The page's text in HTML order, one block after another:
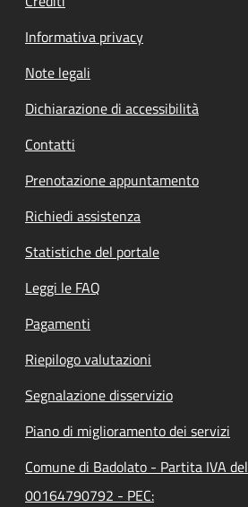
Informativa privacy
Note legali
Dichiarazione di accessibilità
Contatti
Prenotazione appuntamento
Richiedi assistenza
Statistiche del portale
Leggi le FAQ
Pagamenti
Riepilogo valutazioni
Segnalazione disservizio
Piano di miglioramento dei servizi
Comune di Badolato - Partita IVA
00164790792 - PEC: